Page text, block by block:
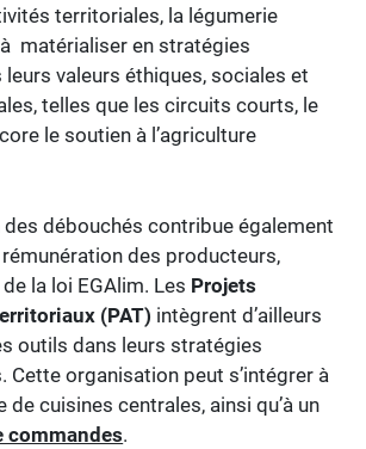
territoriales, la légumerie
matérialiser en stratégies
valeurs éthiques, sociales et
telles que les circuits courts, le
le soutien à l’agriculture
débouchés contribue également
des producteurs,
la loi EGAlim. Les Projets
(PAT) intègrent d’ailleurs
outils dans leurs stratégies
Cette organisation peut s’intégrer à
de cuisines centrales, ainsi qu’à un
commandes.